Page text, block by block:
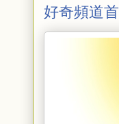
好奇頻道